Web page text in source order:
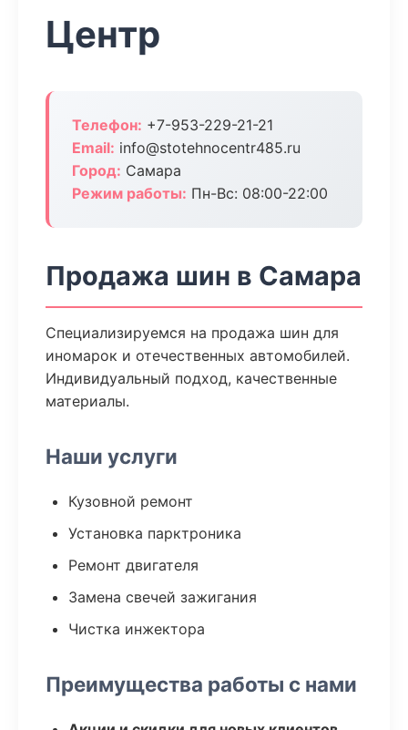
Центр
Телефон: +7-953-229-21-21
Email: info@stotehnocentr485.ru
Город: Самара
Режим работы: Пн-Вс: 08:00-22:00
Продажа шин в Самара
Специализируемся на продажа шин для
иномарок и отечественных автомобилей.
Индивидуальный подход, качественные
материалы.
Наши услуги
Кузовной ремонт
Установка парктроника
Ремонт двигателя
Замена свечей зажигания
Чистка инжектора
Преимущества работы с нами